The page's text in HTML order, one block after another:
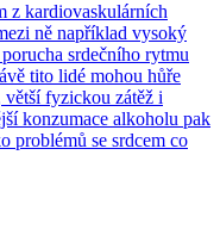
z kardiovaskulárních
ně například vysoký
srdečního rytmu
tito lidé mohou hůře
fyzickou zátěž i
konzumace alkoholu pak
problémů se srdcem co